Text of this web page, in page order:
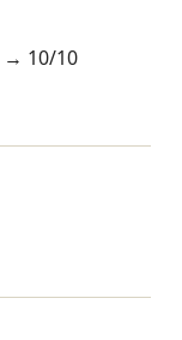
→ 10/10